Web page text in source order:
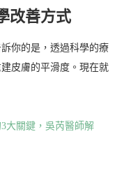
改善方式
你的是，透過科學的療
皮膚的平滑度。現在就
大關鍵，吳芮醫師解